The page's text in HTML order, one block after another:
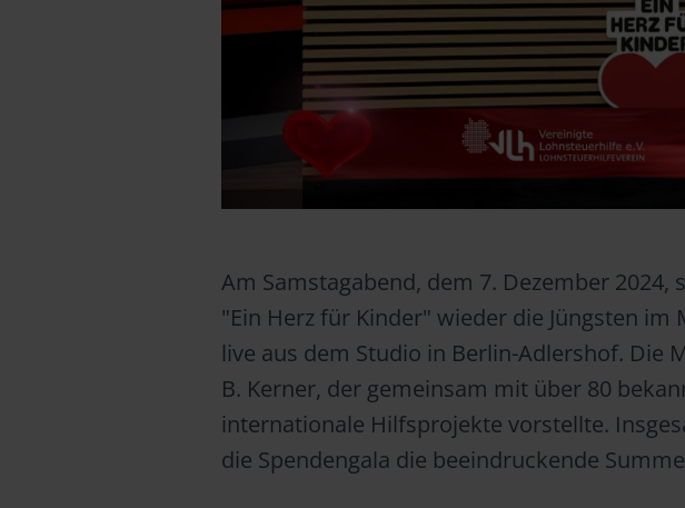
Am Samstagabend, dem 7. Dezember
"Ein Herz für Kinder" wieder die Jüngsten im
live aus dem Studio in Berlin-Adlershof. Die
B. Kerner, der gemeinsam mit über 80
internationale Hilfsprojekte vorstellte.
die Spendengala die beeindruckende